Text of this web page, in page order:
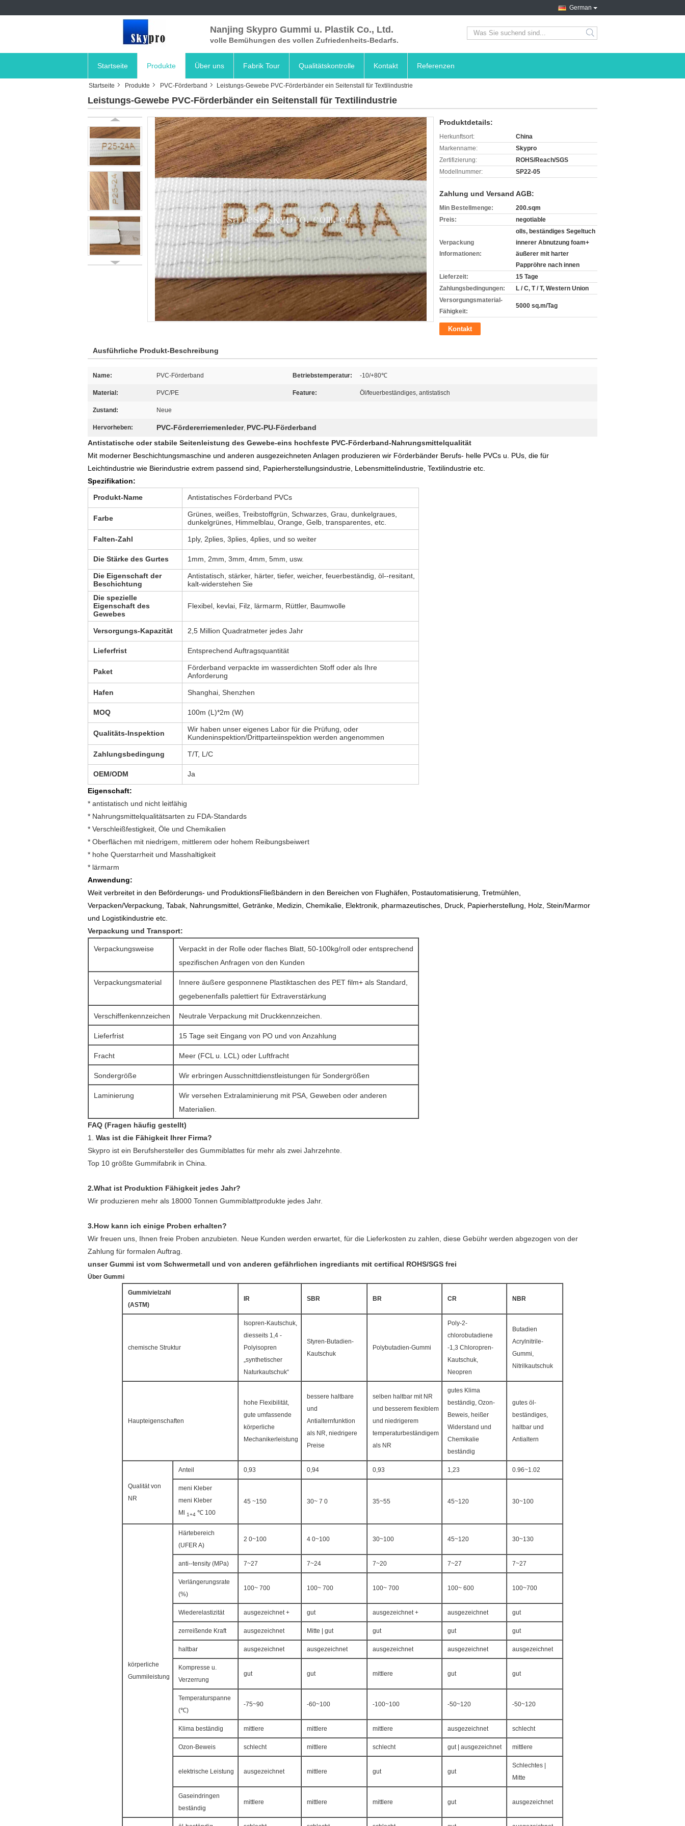
German
Nanjing Skypro Gummi u. Plastik Co., Ltd.
volle Bemühungen des vollen Zufriedenheits-Bedarfs. search
Startseite Produkte Über uns Fabrik Tour Qualitätskontrolle Kontakt Referenzen
Startseite Produkte PVC-Förderband Leistungs-Gewebe PVC-Förderbänder ein Seitenstall für Textilindustrie
Leistungs-Gewebe PVC-Förderbänder ein Seitenstall für Textilindustrie
Produktdetails:
Herkunftsort:
China
Markenname:
Skypro
Zertifizierung:
ROHS/Reach/SGS
Modellnummer:
SP22-05
Zahlung und Versand AGB:
Min Bestellmenge:
200.sqm
Preis:
negotiable
Verpackung
Informationen:
olls, beständiges Segeltuch
innerer Abnutzung foam+
äußerer mit harter
Pappröhre nach innen
Lieferzeit:
15 Tage
Zahlungsbedingungen:
L / C, T / T, Western Union
Versorgungsmaterial-
Fähigkeit:
5000 sq.m/Tag
Kontakt
Ausführliche Produkt-Beschreibung
Name: PVC-Förderband Betriebstemperatur: -10/+80℃
Material: PVC/PE Feature: Öl/feuerbeständiges, antistatisch
Zustand: Neue
Hervorheben: PVC-Fördererriemenleder, PVC-PU-Förderband
Antistatische oder stabile Seitenleistung des Gewebe-eins hochfeste PVC-Förderband-Nahrungsmittelqualität
Mit moderner Beschichtungsmaschine und anderen ausgezeichneten Anlagen produzieren wir Förderbänder Berufs- helle PVCs u. PUs, die für
Leichtindustrie wie Bierindustrie extrem passend sind, Papierherstellungsindustrie, Lebensmittelindustrie, Textilindustrie etc.
Spezifikation:
Produkt-Name
Antistatisches Förderband PVCs
Farbe
Grünes, weißes, Treibstoffgrün, Schwarzes, Grau, dunkelgraues,
dunkelgrünes, Himmelblau, Orange, Gelb, transparentes, etc.
Falten-Zahl 1ply, 2plies, 3plies, 4plies, und so weiter
Die Stärke des Gurtes 1mm, 2mm, 3mm, 4mm, 5mm, usw.
Die Eigenschaft der
Beschichtung
Antistatisch, stärker, härter, tiefer, weicher, feuerbeständig, öl--resitant,
kalt-widerstehen Sie
Die spezielle
Eigenschaft des
Gewebes
Flexibel, kevlai, Filz, lärmarm, Rüttler, Baumwolle
Versorgungs-Kapazität 2,5 Million Quadratmeter jedes Jahr
Lieferfrist Entsprechend Auftragsquantität
Paket
Förderband verpackte im wasserdichten Stoff oder als Ihre
Anforderung
Hafen Shanghai, Shenzhen
MOQ 100m (L)*2m (W)
Qualitäts-Inspektion
Wir haben unser eigenes Labor für die Prüfung, oder
Kundeninspektion/Drittparteiinspektion werden angenommen
Zahlungsbedingung T/T, L/C
OEM/ODM Ja
Eigenschaft:
* antistatisch und nicht leitfähig
* Nahrungsmittelqualitätsarten zu FDA-Standards
* Verschleißfestigkeit, Öle und Chemikalien
* Oberflächen mit niedrigem, mittlerem oder hohem Reibungsbeiwert
* hohe Querstarrheit und Masshaltigkeit
* lärmarm
Anwendung:
Weit verbreitet in den Beförderungs- und ProduktionsFließbändern in den Bereichen von Flughäfen, Postautomatisierung, Tretmühlen,
Verpacken/Verpackung, Tabak, Nahrungsmittel, Getränke, Medizin, Chemikalie, Elektronik, pharmazeutisches, Druck, Papierherstellung, Holz, Stein/Marmor
und Logistikindustrie etc.
Verpackung und Transport:
Verpackungsweise
Verpackt in der Rolle oder flaches Blatt, 50-100kg/roll oder entsprechend
spezifischen Anfragen von den Kunden
Verpackungsmaterial
Innere äußere gesponnene Plastiktaschen des PET film+ als Standard,
gegebenenfalls palettiert für Extraverstärkung
Verschiffenkennzeichen Neutrale Verpackung mit Druckkennzeichen.
Lieferfrist 15 Tage seit Eingang von PO und von Anzahlung
Fracht Meer (FCL u. LCL) oder Luftfracht
Sondergröße Wir erbringen Ausschnittdienstleistungen für Sondergrößen
Laminierung
Wir versehen Extralaminierung mit PSA, Geweben oder anderen
Materialien.
FAQ (Fragen häufig gestellt)
1. Was ist die Fähigkeit Ihrer Firma?
Skypro ist ein Berufshersteller des Gummiblattes für mehr als zwei Jahrzehnte.
Top 10 größte Gummifabrik in China.
2.What ist Produktion Fähigkeit jedes Jahr?
Wir produzieren mehr als 18000 Tonnen Gummiblattprodukte jedes Jahr.
3.How kann ich einige Proben erhalten?
Wir freuen uns, Ihnen freie Proben anzubieten. Neue Kunden werden erwartet, für die Lieferkosten zu zahlen, diese Gebühr werden abgezogen von der
Zahlung für formalen Auftrag.
unser Gummi ist vom Schwermetall und von anderen gefährlichen ingrediants mit certifical ROHS/SGS frei
Über Gummi
Gummivielzahl
(ASTM)
IR SBR BR CR NBR
chemische Struktur
Isopren-Kautschuk,
diesseits 1,4 -
Polyisopren
„synthetischer
Naturkautschuk“
Styren-Butadien-
Kautschuk
Polybutadien-Gummi
Poly-2-
chlorobutadiene
-1,3 Chloropren-
Kautschuk,
Neopren
Butadien
Acrylnitrile-
Gummi,
Nitrilkautschuk
Haupteigenschaften
hohe Flexibilität,
gute umfassende
körperliche
Mechanikerleistung
bessere haltbare
und
Antialternfunktion
als NR, niedrigere
Preise
selben haltbar mit NR
und besserem flexiblem
und niedrigerem
temperaturbeständigem
als NR
gutes Klima
beständig, Ozon-
Beweis, heißer
Widerstand und
Chemikalie
beständig
gutes öl-
beständiges,
haltbar und
Antialtern
Qualität von
NR
Anteil 0,93 0,94 0,93 1,23 0.96~1.02
meni Kleber
meni Kleber
Ml
1+4 ℃ 100
45 ~150 30~ 7 0 35~55 45~120 30~100
körperliche
Gummileistung
Härtebereich
(UFER A)
2 0~100 4 0~100 30~100 45~120 30~130
anti--tensity (MPa) 7~27 7~24 7~20 7~27 7~27
Verlängerungsrate
(%)
100~ 700 100~ 700 100~ 700 100~ 600 100~700
Wiederelastizität ausgezeichnet + gut ausgezeichnet + ausgezeichnet gut
zerreißende Kraft ausgezeichnet Mitte | gut gut gut gut
haltbar ausgezeichnet ausgezeichnet ausgezeichnet ausgezeichnet ausgezeichnet
Kompresse u.
Verzerrung
gut gut mittlere gut gut
Temperaturspanne
(℃)
-75~90 -60~100 -100~100 -50~120 -50~120
Klima beständig mittlere mittlere mittlere ausgezeichnet schlecht
Ozon-Beweis schlecht mittlere schlecht gut | ausgezeichnet mittlere
elektrische Leistung ausgezeichnet mittlere gut gut
Schlechtes |
Mitte
Gaseindringen
beständig
mittlere mittlere mittlere gut ausgezeichnet